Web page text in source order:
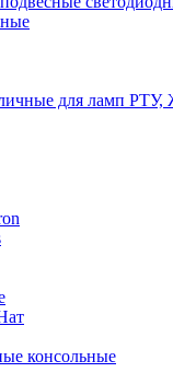
для ламп
консольные